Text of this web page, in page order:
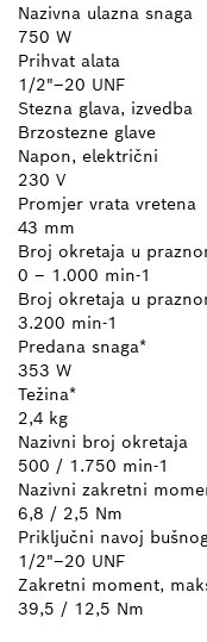
Nazivna ulazna snaga
750 W
Prihvat alata
1/2"–20 UNF
Stezna glava, izvedba
Brzostezne glave
Napon, električni
230 V
Promjer vrata vretena
43 mm
Broj okretaja u
0 – 1.000 min-1
Broj okretaja u
3.200 min-1
Predana snaga*
353 W
Težina*
2,4 kg
Nazivni broj okretaja
500 / 1.750 min-1
Nazivni zakretni
6,8 / 2,5 Nm
Priključni navoj
1/2"–20 UNF
Zakretni moment,
39,5 / 12,5 Nm